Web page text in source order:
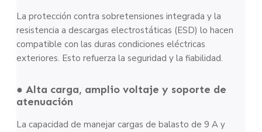
La protección contra sobretensiones integrada y la
resistencia a descargas electrostáticas (ESD) lo hacen
compatible con las duras condiciones eléctricas
exteriores. Esto refuerza la seguridad y la fiabilidad.
● Alta carga, amplio voltaje y soporte de
atenuación
La capacidad de manejar cargas de balasto de 9 A y